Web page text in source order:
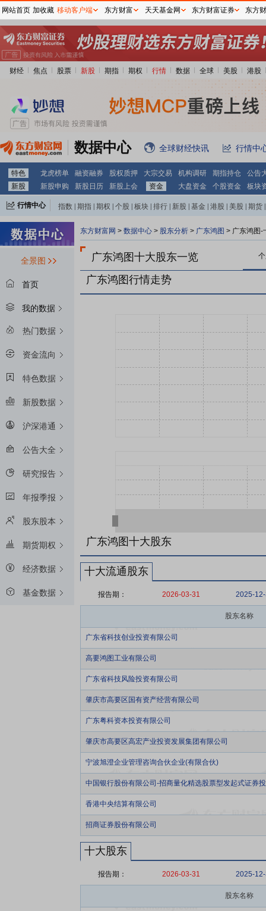
财经 焦点 股票 新股 期指 期权 行情 数据 全球 美股 港股
数据中心 全球财经快讯 行情中
特色 龙虎榜单 融资融券 股权质押 大宗交易 机构调研 期指持仓
公告
新股
新股申购 新股日历 新股上会 资金 大盘资金 个股资金 板块
行情中心 指数 期指 期权 个股 板块 排行 新股 基金 港股 美股 期货
全景图
首页
我的数据
热门数据
资金流向
特色数据
新股数据
沪深港通
公告大全
研究报告
年报季报
股东股本
期货期权
经济数据
基金数据
东方财富网 > 数据中心 > 股东分析 > 广东鸿图 > 广东鸿图-
广东鸿图十大股东一览
广东鸿图行情走势
广东鸿图十大股东
十大流通股东
报告期： 2026-03-31 2025-
股东名称
广东省科技创业投资有限公司
高要鸿图工业有限公司
广东省科技风险投资有限公司
肇庆市高要区国有资产经营有限公司
广东粤科资本投资有限公司
肇庆市高要区高宏产业投资发展集团有限公司
宁波旭澄企业管理咨询合伙企业(有限合伙)
中国银行股份有限公司-招商量化精选股票型发起式证券
香港中央结算有限公司
招商证券股份有限公司
十大股东
报告期： 2026-03-31 2025-
股东名称
网站首页 加收藏 移动客户端 东方财富 天天基金网 东方财富证券 东方